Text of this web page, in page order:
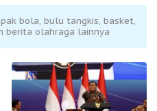
bola, bulu tangkis, basket,
berita olahraga lainnya